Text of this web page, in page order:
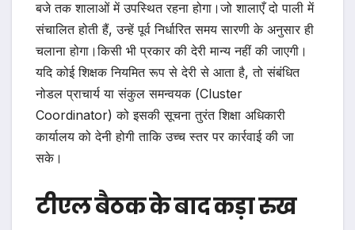
बजे तक शालाओं में उपस्थित रहना होगा।जो शालाएँ दो पाली में
संचालित होती हैं, उन्हें पूर्व निर्धारित समय सारणी के अनुसार ही
चलाना होगा।किसी भी प्रकार की देरी मान्य नहीं की जाएगी।
यदि कोई शिक्षक नियमित रूप से देरी से आता है, तो संबंधित
नोडल प्राचार्य या संकुल समन्वयक (Cluster
Coordinator) को इसकी सूचना तुरंत शिक्षा अधिकारी
कार्यालय को देनी होगी ताकि उच्च स्तर पर कार्रवाई की जा
सके।
टीएल बैठक के बाद कड़ा रुख